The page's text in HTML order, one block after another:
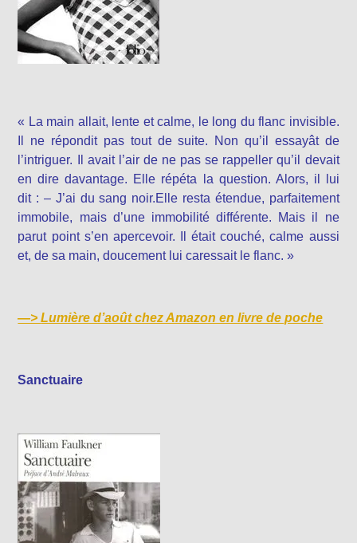
« La main allait, lente et calme, le long du flanc invisible.
Il ne répondit pas tout de suite. Non qu’il essayât de
l’intriguer. Il avait l’air de ne pas se rappeller qu’il devait
en dire davantage. Elle répéta la question. Alors, il lui
dit : – J’ai du sang noir.Elle resta étendue, parfaitement
immobile, mais d’une immobilité différente. Mais il ne
parut point s’en apercevoir. Il était couché, calme aussi
et, de sa main, doucement lui caressait le flanc. »
—>Lumière d’août chez Amazon en livre de poche
Sanctuaire